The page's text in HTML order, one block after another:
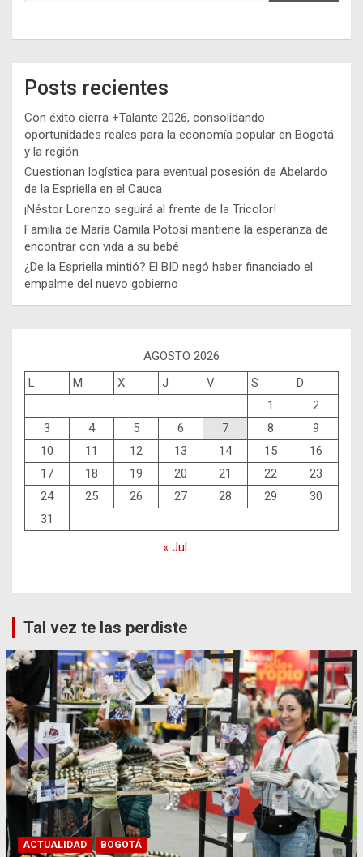
Posts recientes
Con éxito cierra +Talante 2026, consolidando
oportunidades reales para la economía popular en Bogotá
y la región
Cuestionan logística para eventual posesión de Abelardo
de la Espriella en el Cauca
¡Néstor Lorenzo seguirá al frente de la Tricolor!
Familia de María Camila Potosí mantiene la esperanza de
encontrar con vida a su bebé
¿De la Espriella mintió? El BID negó haber financiado el
empalme del nuevo gobierno
AGOSTO 2026
L
M X J V S
D
1
2
3
4 5 6 7 8
9
10
11 12 13 14 15
16
17
18 19 20 21 22
23
24
25 26 27 28 29
30
31
« Jul
Tal vez te las perdiste
ACTUALIDAD BOGOTÁ